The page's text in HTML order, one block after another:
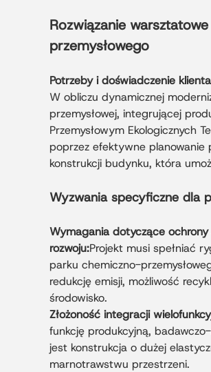
Rozwiązanie
przemysłowego
Potrzeby i doświadczenie klienta
W obliczu dynamicznej
przemysłowej, integrującej
Przemysłowym Ekologicznych
poprzez efektywne planowanie
konstrukcji budynku, która
Wyzwania specyficzne dla
Wymagania dotyczące
rozwoju:Projekt musi spełniać
parku chemiczno-
redukcję emisji, możliwość
środowisko.
Złożoność integracji
funkcję produkcyjną,
jest konstrukcja o dużej
marnotrawstwu przestrzeni.